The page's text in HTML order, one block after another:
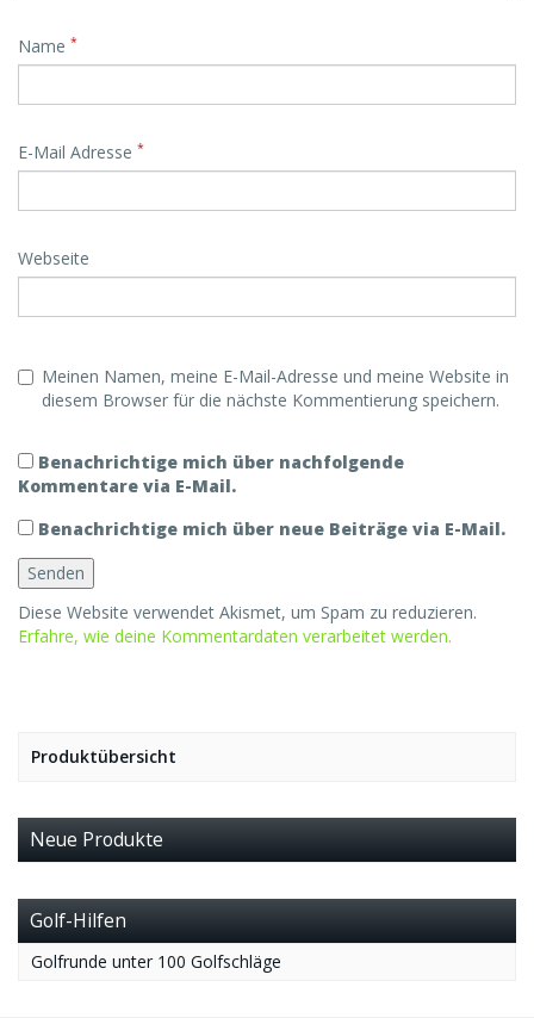
Name *
E-Mail Adresse *
Webseite
Meinen Namen, meine E-Mail-Adresse und meine Website in
diesem Browser für die nächste Kommentierung speichern.
Benachrichtige mich über nachfolgende
Kommentare via E-Mail.
Benachrichtige mich über neue Beiträge via E-Mail.
Diese Website verwendet Akismet, um Spam zu reduzieren.
Erfahre, wie deine Kommentardaten verarbeitet werden.
Produktübersicht
Neue Produkte
Golf-Hilfen
Golfrunde unter 100 Golfschläge